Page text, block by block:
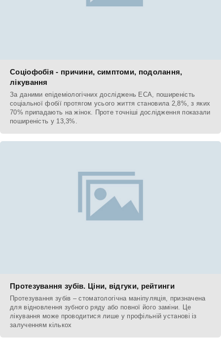
Соціофобія - причини, симптоми, подолання,
лікування
За даними епідеміологічних досліджень ECA, поширеність
соціальної фобії протягом усього життя становила 2,8%, з яких
70% припадають на жінок. Проте точніші дослідження показали
поширеність у 13,3%.
Протезування зубів. Ціни, відгуки, рейтинги
Протезування зубів – стоматологічна маніпуляція, призначена
для відновлення зубного ряду або повної його заміни. Це
лікування може проводитися лише у профільній установі із
залученням кількох